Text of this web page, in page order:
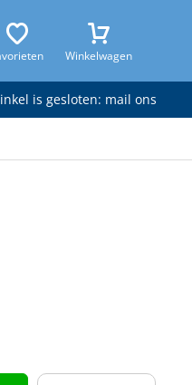
Winkelwagen
is gesloten: mail ons